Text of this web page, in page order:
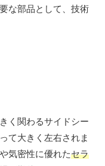
な部品として、技術
く関わるサイドシー
て大きく左右されま
気密性に優れたセラ